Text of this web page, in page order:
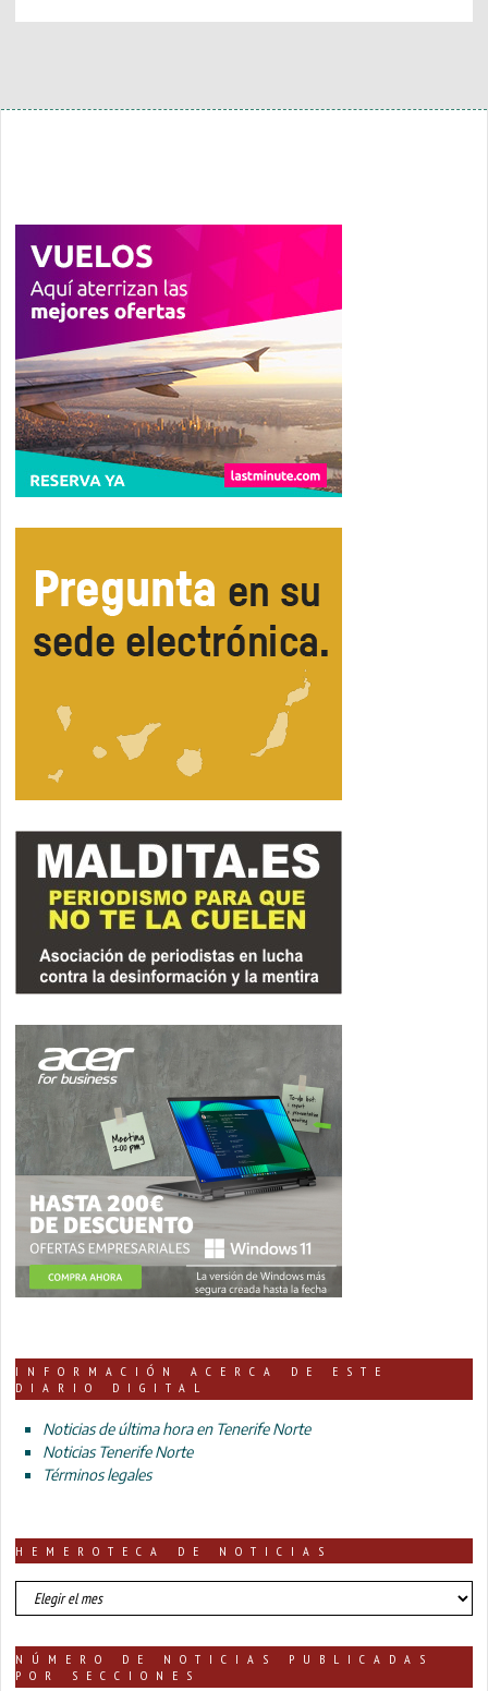
INFORMACIÓN ACERCA DE ESTE
DIARIO DIGITAL
Noticias de última hora en Tenerife Norte
Noticias Tenerife Norte
Términos legales
HEMEROTECA DE NOTICIAS
HEMEROTECA
DE
NÚMERO DE NOTICIAS PUBLICADAS
POR SECCIONES